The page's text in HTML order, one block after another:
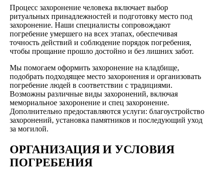
Процесс захоронение человека включает выбор
ритуальных принадлежностей и подготовку место под
захоронение. Наши специалисты сопровождают
погребение умершего на всех этапах, обеспечивая
точность действий и соблюдение порядок погребения,
чтобы прощание прошло достойно и без лишних забот.
Мы помогаем оформить захоронение на кладбище,
подобрать подходящее место захоронения и организовать
погребение людей в соответствии с традициями.
Возможны различные виды захоронений, включая
мемориальное захоронение и спец захоронение.
Дополнительно предоставляются услуги: благоустройство
захоронений, установка памятников и последующий уход
за могилой.
ОРГАНИЗАЦИЯ И УСЛОВИЯ
ПОГРЕБЕНИЯ